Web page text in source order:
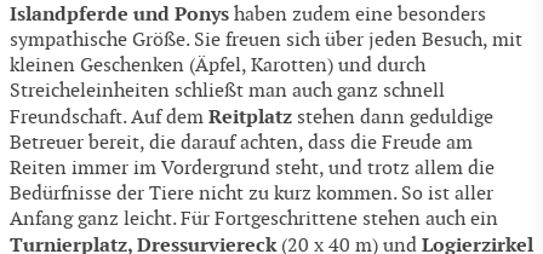
Islandpferde und Ponys haben zudem eine besonders
sympathische Größe. Sie freuen sich über jeden Besuch, mit
kleinen Geschenken (Äpfel, Karotten) und durch
Streicheleinheiten schließt man auch ganz schnell
Freundschaft. Auf dem Reitplatz stehen dann geduldige
Betreuer bereit, die darauf achten, dass die Freude am
Reiten immer im Vordergrund steht, und trotz allem die
Bedürfnisse der Tiere nicht zu kurz kommen. So ist aller
Anfang ganz leicht. Für Fortgeschrittene stehen auch ein
Turnierplatz, Dressurviereck(20 x 40 m) und Logierzirkel